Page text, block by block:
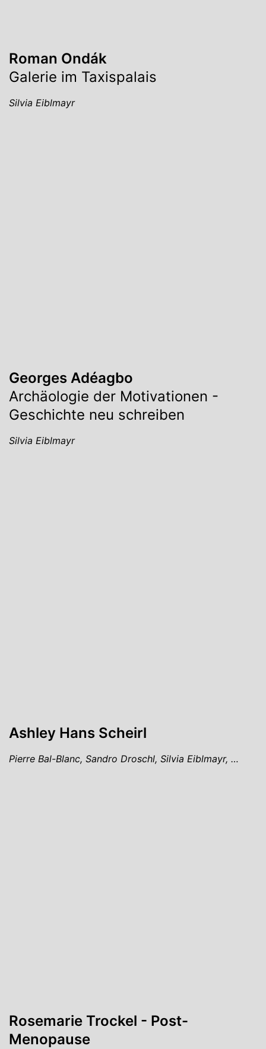
Roman Ondák
Galerie im Taxispalais
Silvia Eiblmayr
Georges Adéagbo
Archäologie der Motivationen -
Geschichte neu schreiben
Silvia Eiblmayr
Ashley Hans Scheirl
Pierre Bal-Blanc, Sandro Droschl, Silvia Eiblmayr, …
Rosemarie Trockel - Post-
Menopause